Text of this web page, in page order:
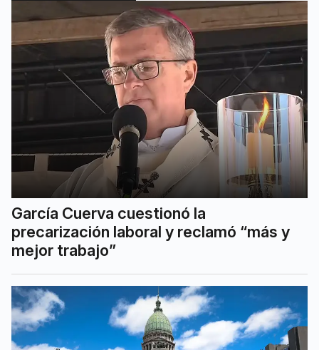
García Cuerva cuestionó la
precarización laboral y reclamó “más y
mejor trabajo”